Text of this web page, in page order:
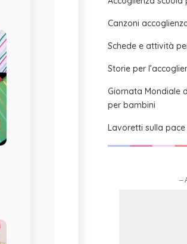
Canzoni
Schede e attività
Storie per
Giornata Mondiale
per bambini
Lavoretti sulla
–